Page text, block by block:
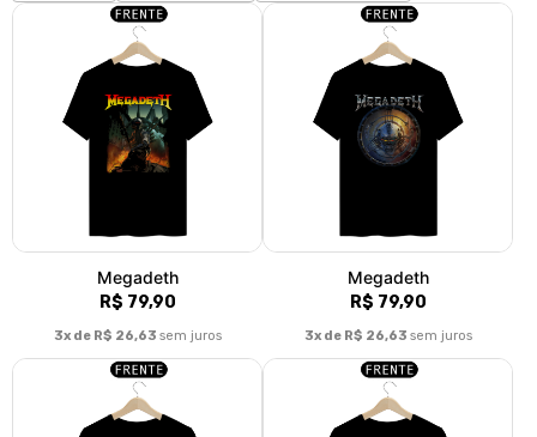
Megadeth
R$ 79,90
3x de R$ 26,63 sem juros
Megadeth
R$ 79,90
3x de R$ 26,63 sem juros